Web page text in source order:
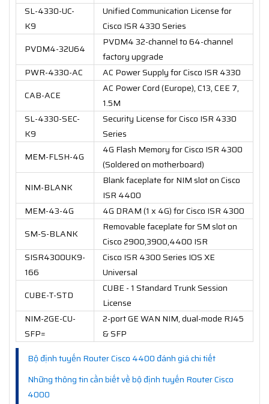
SL-4330-UC-
K9
Unified Communication License for
Cisco ISR 4330 Series
PVDM4-32U64
PVDM4 32-channel to 64-channel
factory upgrade
PWR-4330-AC
AC Power Supply for Cisco ISR 4330
CAB-ACE
AC Power Cord (Europe), C13, CEE 7,
1.5M
SL-4330-SEC-
K9
Security License for Cisco ISR 4330
Series
MEM-FLSH-4G
4G Flash Memory for Cisco ISR 4300
(Soldered on motherboard)
NIM-BLANK
Blank faceplate for NIM slot on Cisco
ISR 4400
MEM-43-4G
4G DRAM (1 x 4G) for Cisco ISR 4300
SM-S-BLANK
Removable faceplate for SM slot on
Cisco 2900,3900,4400 ISR
SISR4300UK9-
166
Cisco ISR 4300 Series IOS XE
Universal
CUBE-T-STD
CUBE - 1 Standard Trunk Session
License
NIM-2GE-CU-
SFP=
2-port GE WAN NIM, dual-mode RJ45
& SFP
Bộ định tuyến Router Cisco 4400 đánh giá chi tiết
Những thông tin cần biết về bộ định tuyến Router Cisco
4000